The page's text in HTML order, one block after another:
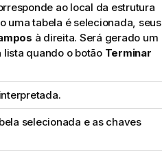
ao local da estrutura
uma tabela é selecionada, seus
à direita. Será gerado um
lista quando o botão Terminar
selecionada e as chaves